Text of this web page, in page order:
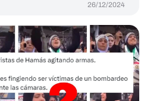
26/12/2024